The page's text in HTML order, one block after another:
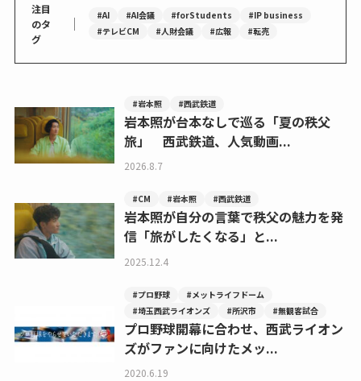
注目
のタ
グ
｜ #AI #AI会議 #forStudents
#IP business
#テレビCM
#人財会議 #広報 #転売
#岩本照 #西武鉄道
岩本照が台本なしで巡る「夏の秩父
旅」 西武鉄道、人気動画...
2026.8.7
#CM #岩本照 #西武鉄道
岩本照が自分の言葉で秩父の魅力を発
信「旅がしたくなる」と...
2025.12.4
#プロ野球
#メットライフドーム
#埼玉西武ライオンズ
#所沢市 #無観客試合
プロ野球開幕に合わせ、西武ライオン
ズがファンに向けたメッ...
2020.6.19